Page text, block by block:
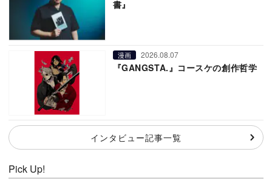
書』
漫画 2026.08.07
『GANGSTA.』コースケの創作哲学
インタビュー記事一覧
Pick Up!